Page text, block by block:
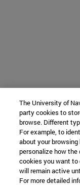
The University of
party cookies to
browse. Different
For example, to
about your
personalize how
cookies you want to
will remain active
For more detailed